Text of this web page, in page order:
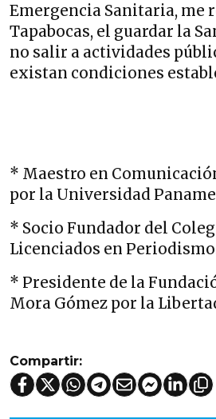
Emergencia Sanitaria, me
Tapabocas, el guardar la
no salir a actividades
existan condiciones
* Maestro en
por la Universidad
* Socio Fundador del
Licenciados en
* Presidente de la
Mora Gómez por la
Compartir: